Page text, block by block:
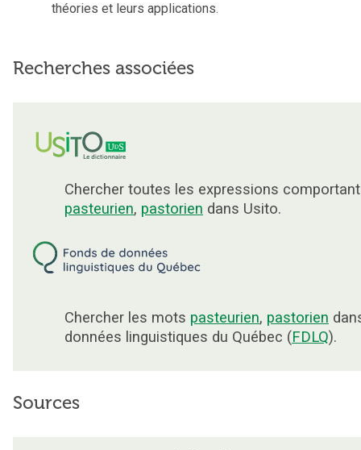
théories et leurs applications.
Recherches associées
Chercher toutes les expressions
pasteurien, pastorien dans Usito.
Chercher les mots pasteurien, pastorien
données linguistiques du Québec (FDLQ).
Sources